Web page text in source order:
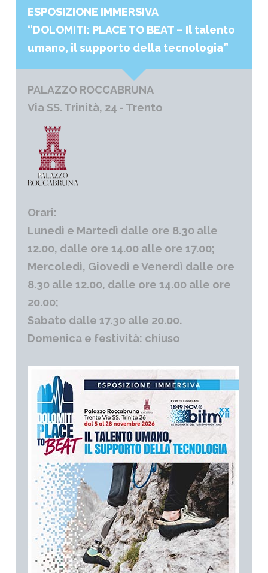
ESPOSIZIONE IMMERSIVA
“DOLOMITI: PLACE TO BEAT – Il talento
umano, il supporto della tecnologia”
PALAZZO ROCCABRUNA
Via SS. Trinità, 24 - Trento
Orari:
Lunedì e Martedì dalle ore 8.30 alle
12.00, dalle ore 14.00 alle ore 17.00;
Mercoledì, Giovedì e Venerdì dalle ore
8.30 alle 12.00, dalle ore 14.00 alle ore
20.00;
Sabato dalle 17.30 alle 20.00.
Domenica e festività: chiuso